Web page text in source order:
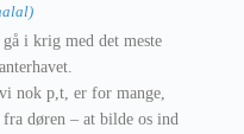
i krig med det meste
nok p,t, er for mange,
døren – at bilde os ind